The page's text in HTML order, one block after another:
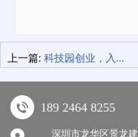
上一篇: 科技园创业，入驻科技园的五大优势！
189 2464 8255
深圳市龙华区景龙